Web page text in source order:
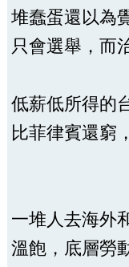
堆蠢蛋還以為
只會選舉，而
低薪低所得的
比菲律賓還窮
一堆人去海外
溫飽，底層勞